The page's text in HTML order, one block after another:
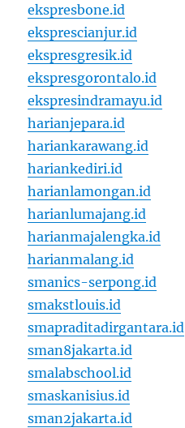
ekspresbone.id
eksprescianjur.id
ekspresgresik.id
ekspresgorontalo.id
ekspresindramayu.id
harianjepara.id
hariankarawang.id
hariankediri.id
harianlamongan.id
harianlumajang.id
harianmajalengka.id
harianmalang.id
smanics-serpong.id
smakstlouis.id
smapraditadirgantara.id
sman8jakarta.id
smalabschool.id
smaskanisius.id
sman2jakarta.id